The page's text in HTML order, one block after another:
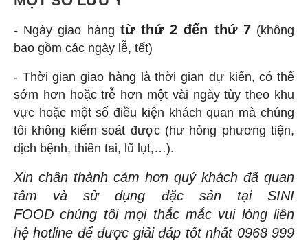
- Ngày giao hàng từ thứ 2 đến thứ 7(không
bao gồm các ngày lễ, tết)
- Thời gian giao hàng là thời gian dự kiến, có thể
sớm hơn hoặc trễ hơn một vài ngày tùy theo khu
vực hoặc một số điều kiện khách quan mà chúng
tôi không kiểm soát được (hư hỏng phương tiện,
dịch bệnh, thiên tai, lũ lụt,…).
Xin chân thành cảm hơn quý khách đã quan
tâm và sử dụng đặc sản tại SINI
FOOD chúng tôi mọi thắc mắc vui lòng liên
hệ hotline để được giải đáp tốt nhất 0968 999